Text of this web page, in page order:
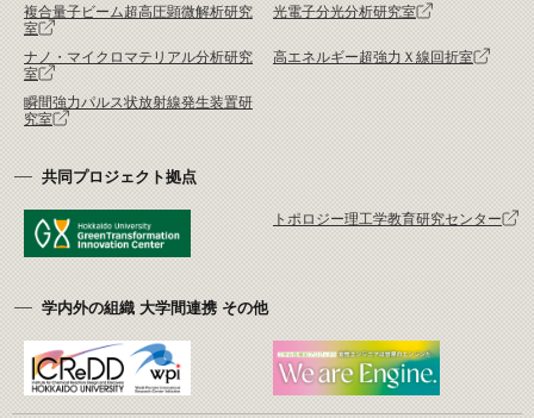
複合量子ビーム超高圧顕微解析研究
室
光電子分光分析研究室
ナノ・マイクロマテリアル分析研究
室
高エネルギー超強力Ｘ線回折室
瞬間強力パルス状放射線発生装置研
究室
共同プロジェクト拠点
トポロジー理工学教育研究センター
学内外の組織 大学間連携 その他